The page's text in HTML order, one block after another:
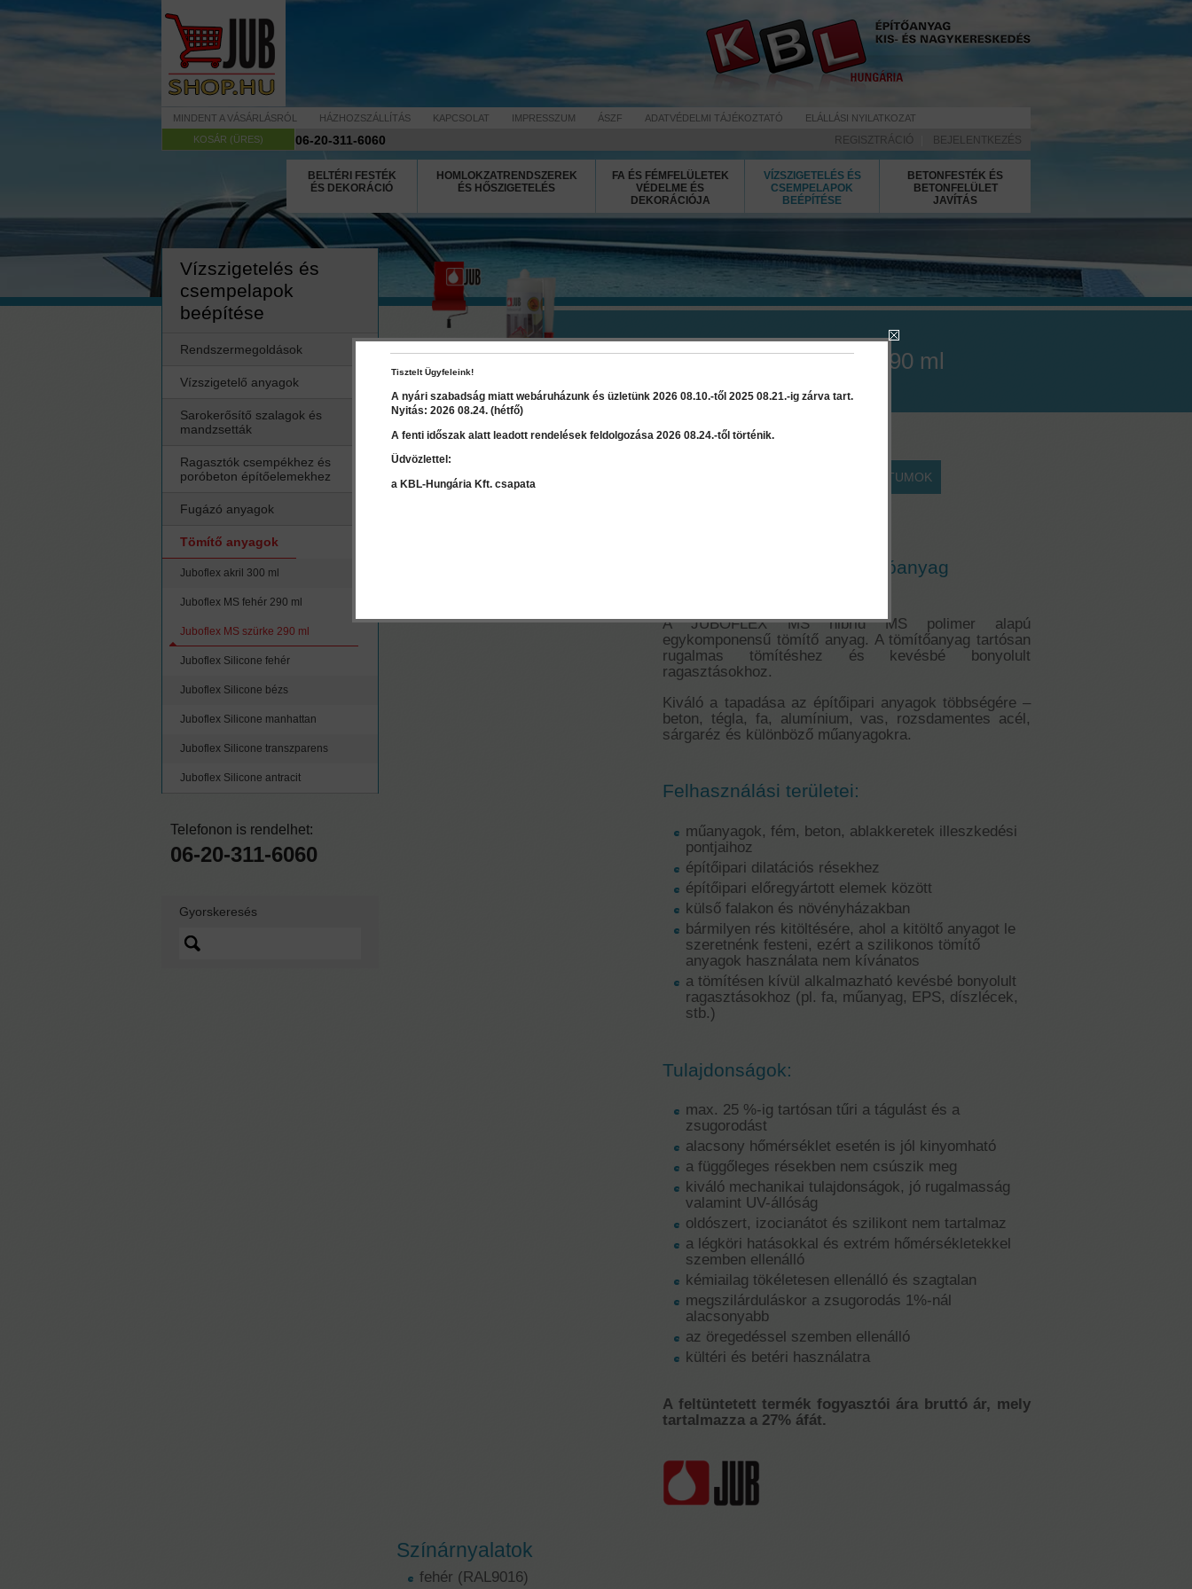
MINDENT A VÁSÁRLÁSRÓL HÁZHOZSZÁLLÍTÁS KAPCSOLAT IMPRESSZUM ÁSZF ADATVÉDELMI TÁJÉKOZTATÓ
ELÁLLÁSI NYILATKOZAT
KOSÁR (ÜRES)
06-20-311-6060 REGISZTRÁCIÓ BEJELENTKEZÉS
BELTÉRI FESTÉK
ÉS DEKORÁCIÓ
HOMLOKZATRENDSZEREK
ÉS HŐSZIGETELÉS
FA ÉS FÉMFELÜLETEK
VÉDELME ÉS
DEKORÁCIÓJA
VÍZSZIGETELÉS ÉS
CSEMPELAPOK
BEÉPÍTÉSE
BETONFESTÉK ÉS
BETONFELÜLET
JAVÍTÁS
Vízszigetelés és
csempelapok
beépítése
Rendszermegoldások
Vízszigetelő anyagok
Sarokerősítő szalagok és
mandzsetták
Ragasztók csempékhez és
poróbeton építőelemekhez
Fugázó anyagok
Tömítő anyagok
Juboflex akril 300 ml
Juboflex MS fehér 290 ml
Juboflex MS szürke 290 ml
Juboflex Silicone fehér
Juboflex Silicone bézs
Juboflex Silicone manhattan
Juboflex Silicone transzparens
Juboflex Silicone antracit
Telefonon is rendelhet:
06-20-311-6060
Gyorskeresés
Juboflex MS szürke 290 ml
DOKUMENTUMOK
MS polimer tömítő ragasztóanyag
A JUBOFLEX MS hibrid MS polimer alapú
egykomponensű tömítő anyag. A tömítőanyag tartósan
rugalmas tömítéshez és kevésbé bonyolult
ragasztásokhoz.
Kiváló a tapadása az építőipari anyagok többségére –
beton, tégla, fa, alumínium, vas, rozsdamentes acél,
sárgaréz és különböző műanyagokra.
Felhasználási területei:
műanyagok, fém, beton, ablakkeretek illeszkedési
pontjaihoz
építőipari dilatációs résekhez
építőipari előregyártott elemek között
külső falakon és növényházakban
bármilyen rés kitöltésére, ahol a kitöltő anyagot le
szeretnénk festeni, ezért a szilikonos tömítő
anyagok használata nem kívánatos
a tömítésen kívül alkalmazható kevésbé bonyolult
ragasztásokhoz (pl. fa, műanyag, EPS, díszlécek,
stb.)
Tulajdonságok:
max. 25 %-ig tartósan tűri a tágulást és a
zsugorodást
alacsony hőmérséklet esetén is jól kinyomható
a függőleges résekben nem csúszik meg
kiváló mechanikai tulajdonságok, jó rugalmasság
valamint UV-állóság
oldószert, izocianátot és szilikont nem tartalmaz
a légköri hatásokkal és extrém hőmérsékletekkel
szemben ellenálló
kémiailag tökéletesen ellenálló és szagtalan
megszilárduláskor a zsugorodás 1%-nál
alacsonyabb
az öregedéssel szemben ellenálló
kültéri és betéri használatra
A feltüntetett termék fogyasztói ára bruttó ár, mely
tartalmazza a 27% áfát.
Ár:4 200 Ft
Válasszon mennyiséget:
Színárnyalatok
fehér (RAL9016)
Tisztelt Ügyfeleink!
A nyári szabadság miatt webáruházunk és üzletünk 2026 08.10.-től 2025 08.21.-ig zárva tart.
Nyitás: 2026 08.24. (hétfő)
A fenti időszak alatt leadott rendelések feldolgozása 2026 08.24.-től történik.
Üdvözlettel:
a KBL-Hungária Kft. csapata